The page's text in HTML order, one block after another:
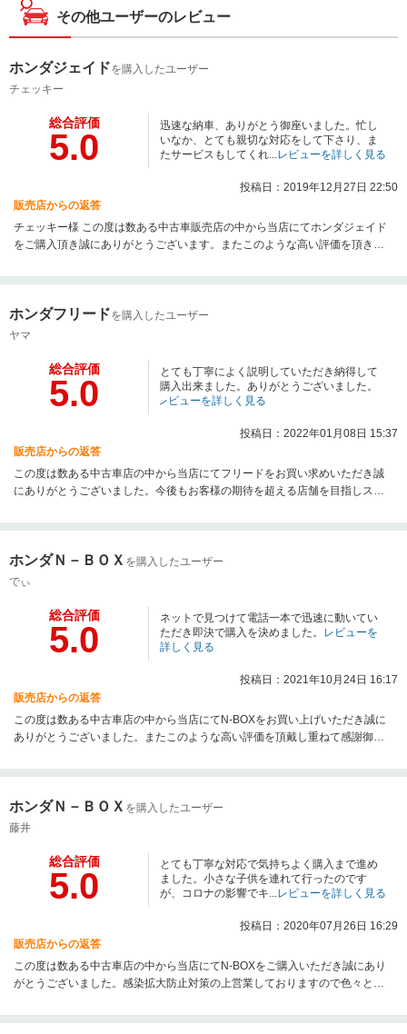
その他ユーザーのレビュー
ホンダジェイドを購入したユーザー
チェッキー
総合評価
5.0
迅速な納車、ありがとう御座いました。忙し
いなか、とても親切な対応をして下さり、ま
たサービスもしてくれ...レビューを詳しく見る
投稿日：2019年12月27日 22:50
販売店からの返答
チェッキー様 この度は数ある中古車販売店の中から当店にてホンダジェイド
をご購入頂き誠にありがとうございます。またこのような高い評価を頂き大
ます。今後ともどうぞ宜しくお願い申し上げます。 店長
ホンダフリードを購入したユーザー
ヤマ
総合評価
5.0
とても丁寧によく説明していただき納得して
購入出来ました。ありがとうございました。
レビューを詳しく見る
投稿日：2022年01月08日 15:37
販売店からの返答
この度は数ある中古車店の中から当店にてフリードをお買い求めいただき誠
にありがとうございました。今後もお客様の期待を超える店舗を目指しスタ
店長
ホンダＮ－ＢＯＸ を購入したユーザー
でぃ
総合評価
5.0
ネットで見つけて電話一本で迅速に動いてい
ただき即決で購入を決めました。 レビューを
詳しく見る
投稿日：2021年10月24日 16:17
販売店からの返答
この度は数ある中古車店の中から当店にてN-BOXをお買い上げいただき誠に
ありがとうございました。またこのような高い評価を頂戴し重ねて感謝御礼
ホンダＮ－ＢＯＸ を購入したユーザー
藤井
総合評価
5.0
とても丁寧な対応で気持ちよく購入まで進め
ました。小さな子供を連れて行ったのです
が、コロナの影響でキ...レビューを詳しく見る
投稿日：2020年07月26日 16:29
販売店からの返答
この度は数ある中古車店の中から当店にてN-BOXをご購入いただき誠にあり
がとうございました。感染拡大防止対策の上営業しておりますので色々とご
店舗を目指しスタッフ一同精進してあります。これからもどうぞ宜しくお願